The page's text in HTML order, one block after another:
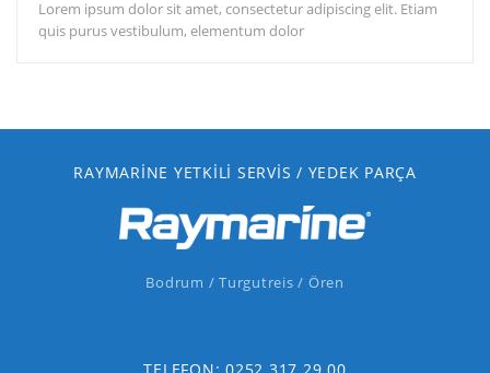
Lorem ipsum dolor sit amet, consectetur adipiscing elit. Etiam
quis purus vestibulum, elementum dolor
RAYMARINE YETKILI SERVIS / YEDEK PARÇA
Bodrum / Turgutreis / Ören